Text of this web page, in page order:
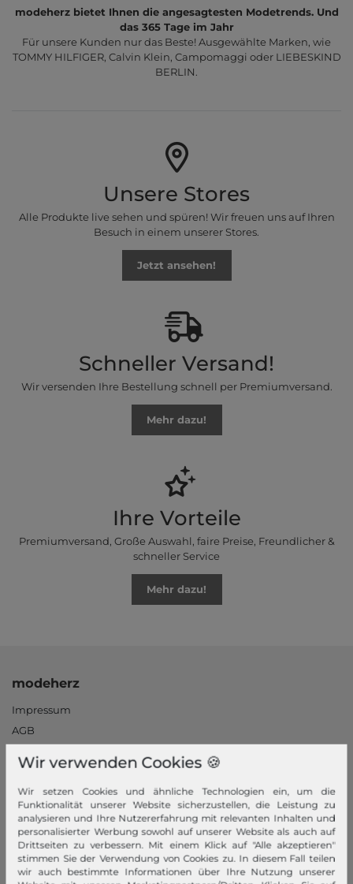
modeherz bietet Ihnen die angesagtesten Modetrends. Und
das 365 Tage im Jahr
Für unsere Kunden nur das Beste! Ausgewählte Marken, wie
TOMMY HILFIGER, Calvin Klein, Campomaggi oder LIEBESKIND
BERLIN.
Unsere Stores
Alle Produkte live sehen und spüren! Wir freuen uns auf Ihren
Besuch in einem unserer Stores.
Jetzt ansehen!
Schneller Versand!
Wir versenden Ihre Bestellung schnell per Premiumversand.
Mehr dazu!
Ihre Vorteile
Premiumversand, Große Auswahl, faire Preise, Freundlicher &
schneller Service
Mehr dazu!
modeherz
Impressum
AGB
Datenschutzerklärung
Datenschutzeinstellungen
Barrierefreiheitserklärung
Jobs
Unsere Stores
Wir verwenden Cookies 🍪
Wir setzen Cookies und ähnliche Technologien ein, um die
Funktionalität unserer Website sicherzustellen, die Leistung zu
analysieren und Ihre Nutzererfahrung mit relevanten Inhalten und
personalisierter Werbung sowohl auf unserer Website als auch auf
Drittseiten zu verbessern. Mit einem Klick auf "Alle akzeptieren"
stimmen Sie der Verwendung von Cookies zu. In diesem Fall teilen
wir auch bestimmte Informationen über Ihre Nutzung unserer